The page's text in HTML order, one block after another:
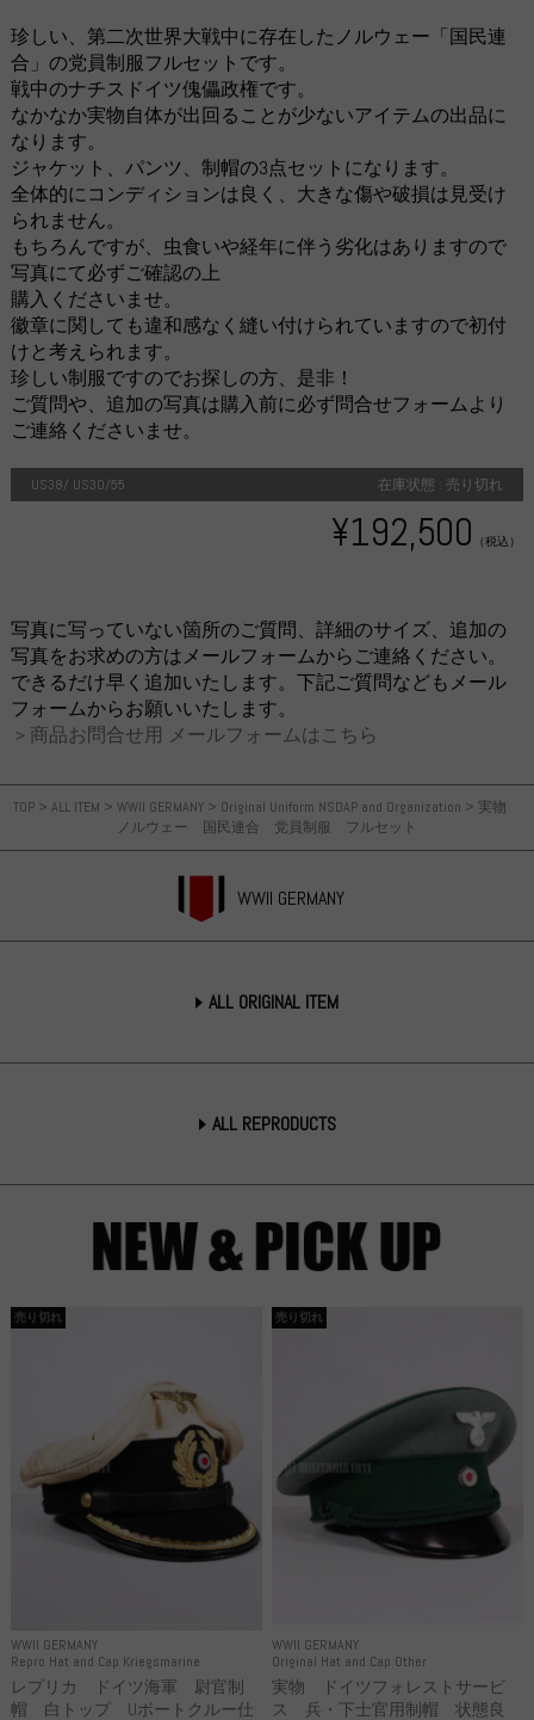
TOP > ALL ITEM > WWII GERMANY > Original Uniform NSDAP and Organization > 実物
ノルウェー 国民連合 党員制服 フルセット
WWII GERMANY
ALL ORIGINAL ITEM
ALL REPRODUCTS
珍しい、第二次世界大戦中に存在したノルウェー「国民連
合」の党員制服フルセットです。
戦中のナチスドイツ傀儡政権です。
なかなか実物自体が出回ることが少ないアイテムの出品に
なります。
ジャケット、パンツ、制帽の3点セットになります。
全体的にコンディションは良く、大きな傷や破損は見受け
られません。
もちろんですが、虫食いや経年に伴う劣化はありますので
写真にて必ずご確認の上
購入くださいませ。
徽章に関しても違和感なく縫い付けられていますので初付
けと考えられます。
珍しい制服ですのでお探しの方、是非！
ご質問や、追加の写真は購入前に必ず問合せフォームより
ご連絡くださいませ。
US38/ US30/55 在庫状態 : 売り切れ
¥192,500 （税込）
写真に写っていない箇所のご質問、詳細のサイズ、追加の
写真をお求めの方はメールフォームからご連絡ください。
できるだけ早く追加いたします。下記ご質問などもメール
フォームからお願いいたします。
＞商品お問合せ用 メールフォームはこちら
WWII GERMANY
Repro Hat and Cap Kriegsmarine
売り切れ
レプリカ ドイツ海軍 尉官制
帽 白トップ Uボートクルー仕
WWII GERMANY
Original Hat and Cap Other
売り切れ
実物 ドイツフォレストサービ
ス 兵・下士官用制帽 状態良